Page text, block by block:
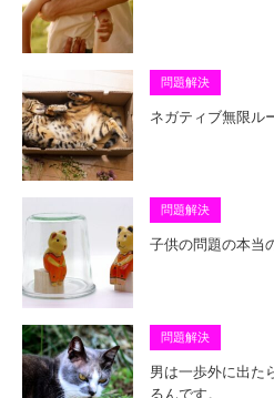
問題解決
ネガティブ無限ル
問題解決
子供の問題の本当
問題解決
男は一歩外に出た
るんです。